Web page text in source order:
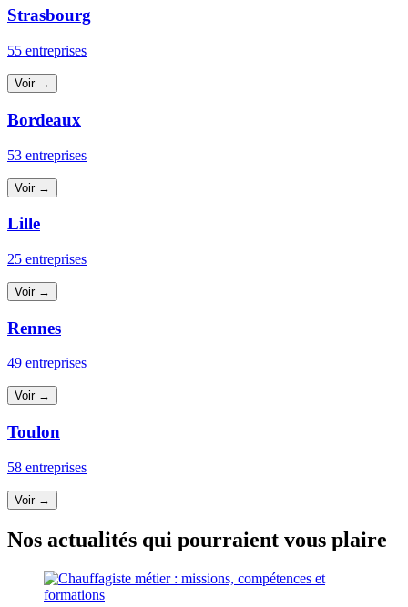
Strasbourg
55 entreprises
Voir →
Bordeaux
53 entreprises
Voir →
Lille
25 entreprises
Voir →
Rennes
49 entreprises
Voir →
Toulon
58 entreprises
Voir →
Nos actualités qui pourraient vous plaire